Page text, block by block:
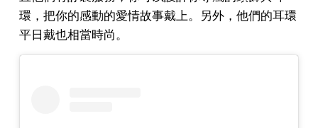
環，把你的感動的愛情故事戴上。另外，他們的耳環
平日戴也相當時尚。